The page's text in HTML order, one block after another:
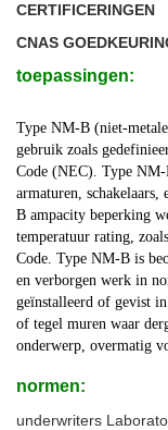
CERTIFICERINGEN
CNAS
toepassingen:
Type NM-B (niet-
gebruik zoals
Code (NEC). Type
armaturen,
B ampacity beperking
temperatuur rating,
Code. Type NM-B is
en verborgen werk in
geïnstalleerd of gevist
of tegel muren waar
onderwerp, overmatig
normen:
underwriters